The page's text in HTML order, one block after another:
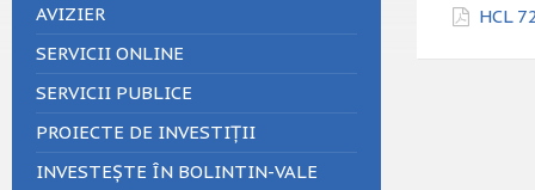
HCL
AVIZIER
SERVICII ONLINE
SERVICII PUBLICE
PROIECTE DE INVESTIȚII
INVESTEȘTE ÎN BOLINTIN-VALE